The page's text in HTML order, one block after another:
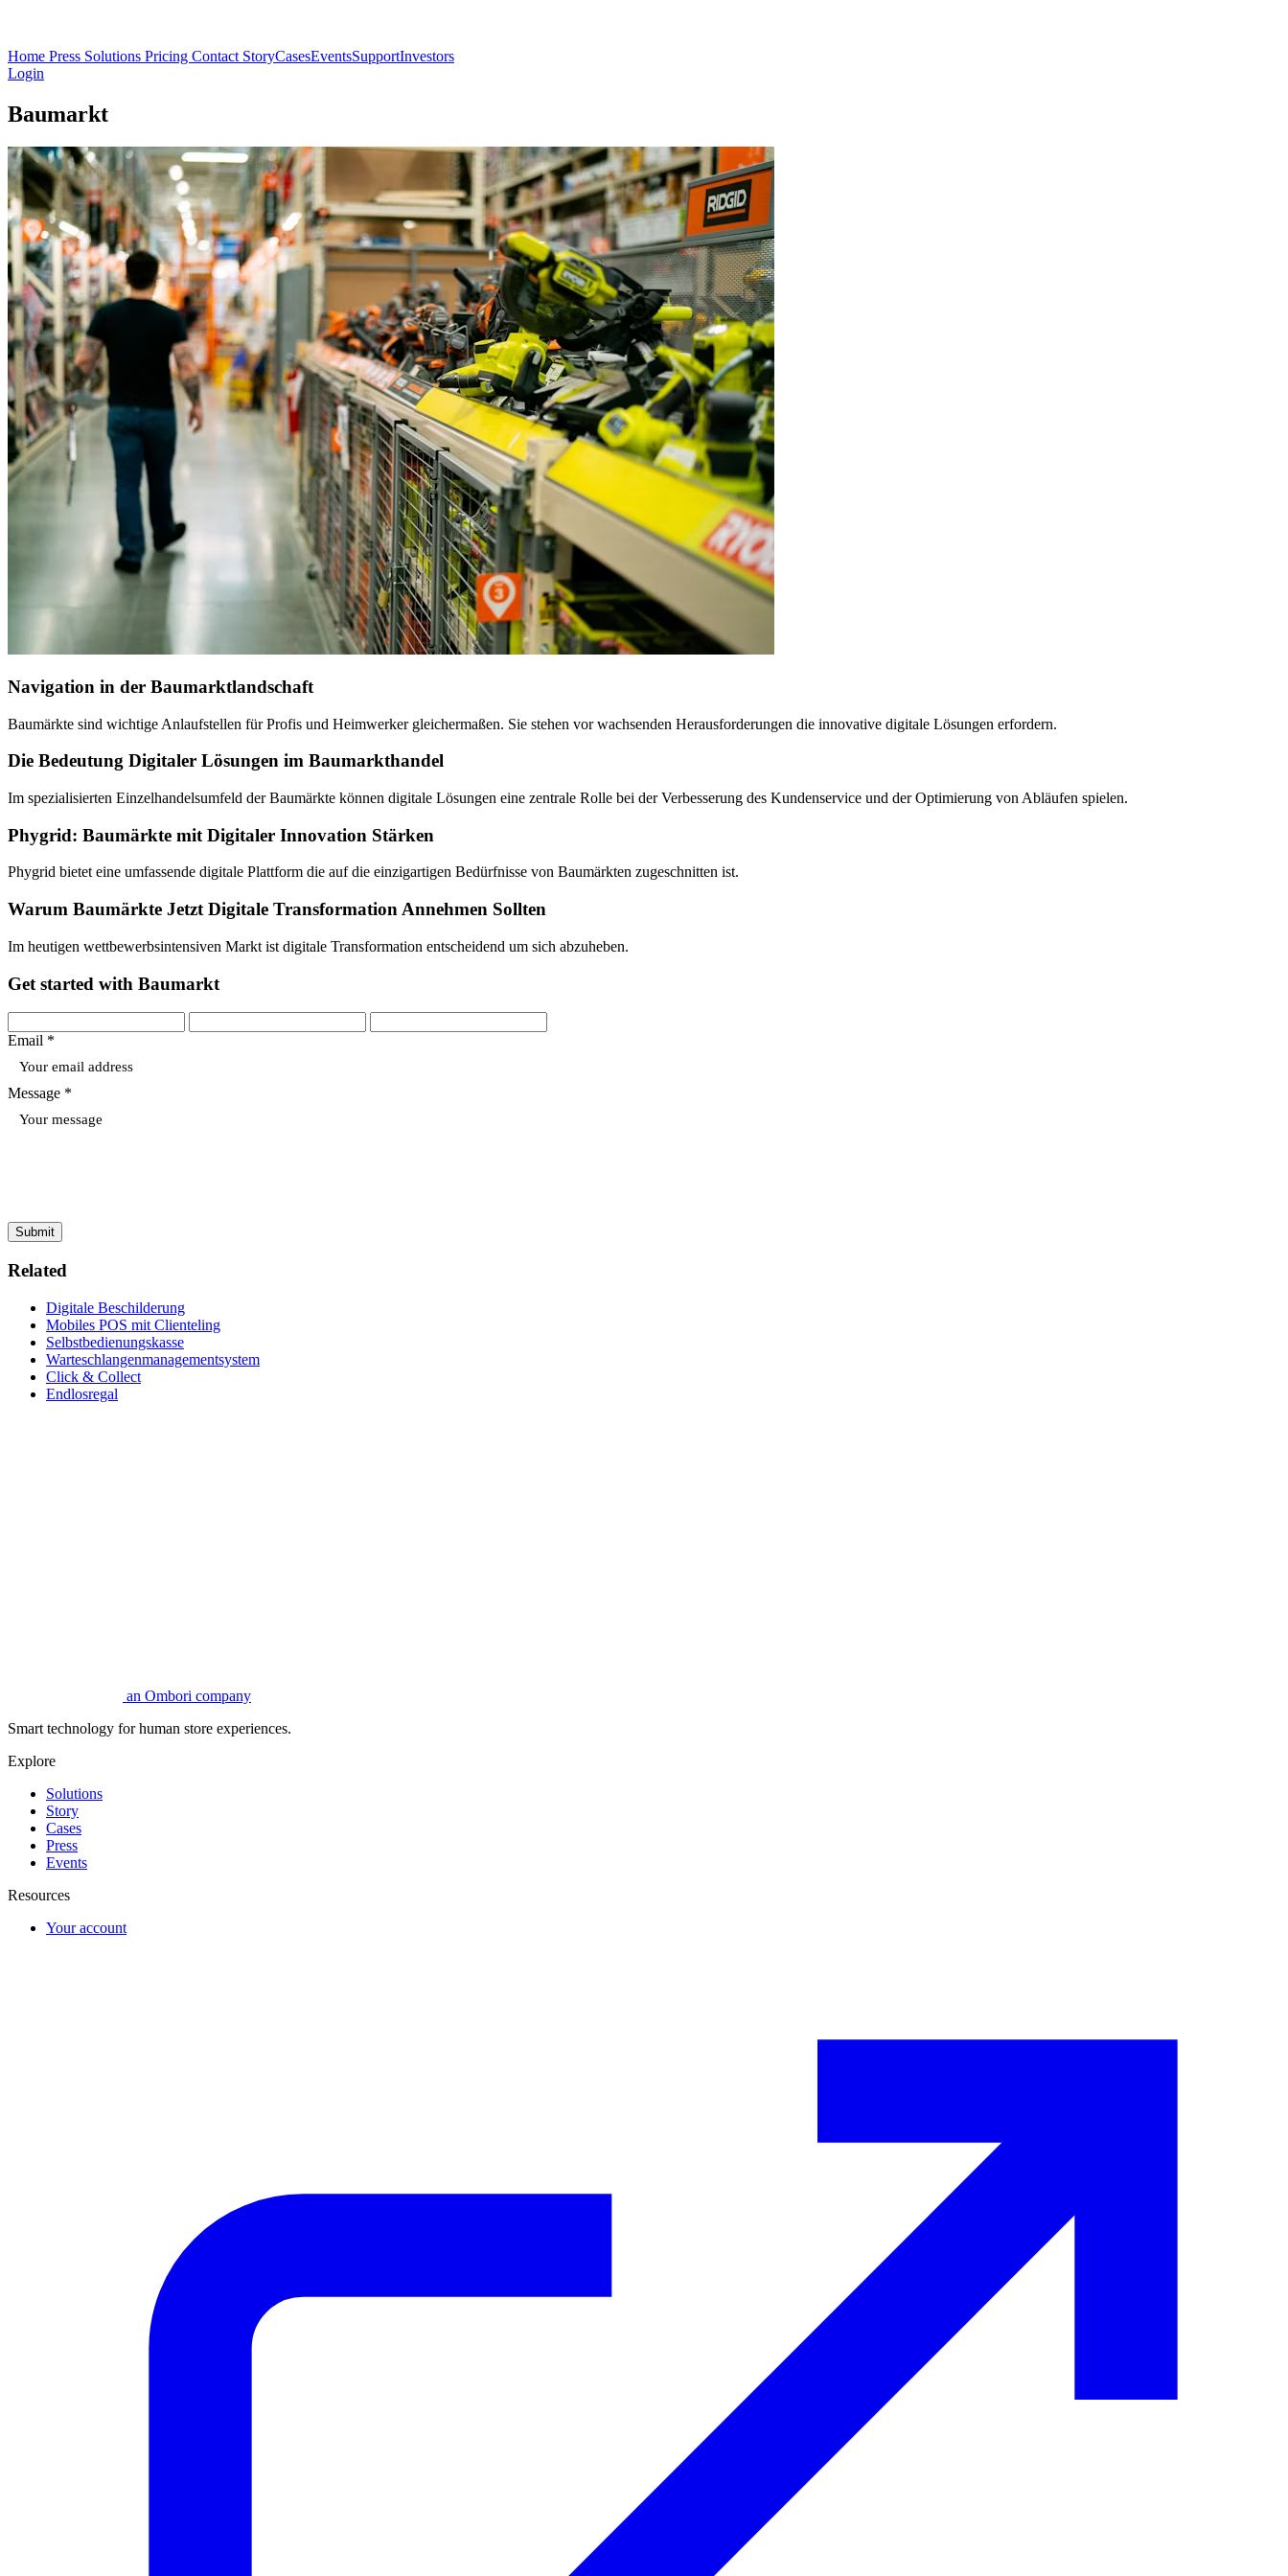
Home Press Solutions Pricing Contact StoryCasesEventsSupportInvestors
Login
Baumarkt
Navigation in der Baumarktlandschaft
Baumärkte sind wichtige Anlaufstellen für Profis und Heimwerker gleichermaßen. Sie stehen vor wachsenden Herausforderungen die innovative digitale Lösungen erfordern.
Die Bedeutung Digitaler Lösungen im Baumarkthandel
Im spezialisierten Einzelhandelsumfeld der Baumärkte können digitale Lösungen eine zentrale Rolle bei der Verbesserung des Kundenservice und der Optimierung von Abläufen spielen.
Phygrid: Baumärkte mit Digitaler Innovation Stärken
Phygrid bietet eine umfassende digitale Plattform die auf die einzigartigen Bedürfnisse von Baumärkten zugeschnitten ist.
Warum Baumärkte Jetzt Digitale Transformation Annehmen Sollten
Im heutigen wettbewerbsintensiven Markt ist digitale Transformation entscheidend um sich abzuheben.
Get started with Baumarkt
Email *
Message *
Submit
Related
Digitale Beschilderung
Mobiles POS mit Clienteling
Selbstbedienungskasse
Warteschlangenmanagementsystem
Click & Collect
Endlosregal
an Ombori company
Smart technology for human store experiences.
Explore
Solutions
Story
Cases
Press
Events
Resources
Your account